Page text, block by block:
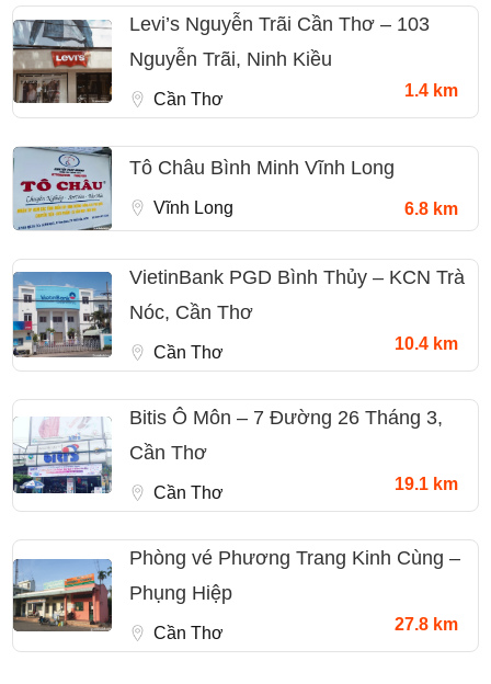
Levi’s Nguyễn Trãi Cần Thơ – 103
Nguyễn Trãi, Ninh Kiều
Cần Thơ 1.4 km
Tô Châu Bình Minh Vĩnh Long
Vĩnh Long 6.8 km
VietinBank PGD Bình Thủy – KCN Trà
Nóc, Cần Thơ
Cần Thơ 10.4 km
Bitis Ô Môn – 7 Đường 26 Tháng 3,
Cần Thơ
Cần Thơ 19.1 km
Phòng vé Phương Trang Kinh Cùng –
Phụng Hiệp
Cần Thơ 27.8 km